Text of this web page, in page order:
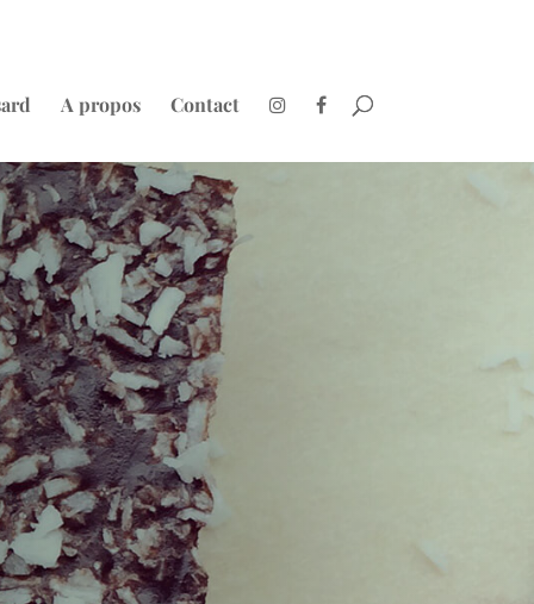
A propos Contact